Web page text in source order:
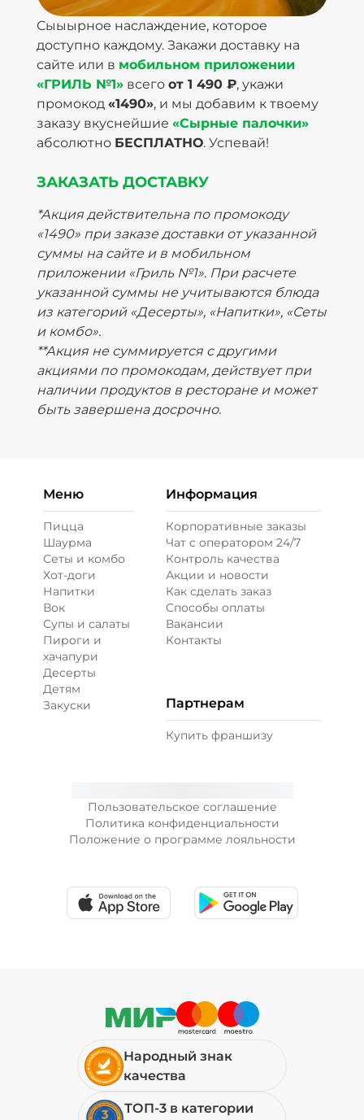
Сыыырное наслаждение, которое
доступно каждому. Закажи доставку на
сайте или в мобильном приложении
«ГРИЛЬ №1»всего от 1 490 ₽, укажи
промокод «1490», и мы добавим к твоему
заказу вкуснейшие «Сырные палочки»
абсолютно БЕСПЛАТНО. Успевай!
ЗАКАЗАТЬ ДОСТАВКУ
*Акция действительна по промокоду
«1490» при заказе доставки от указанной
суммы на сайте и в мобильном
приложении «Гриль №1». При расчете
указанной суммы не учитываются блюда
из категорий «Десерты», «Напитки», «Сеты
и комбо».
**Акция не суммируется с другими
акциями по промокодам, действует при
наличии продуктов в ресторане и может
быть завершена досрочно.
Пользовательское соглашение
Политика конфиденциальности
Положение о программе лояльности
Меню
Пицца
Шаурма
Сеты и комбо
Хот-доги
Напитки
Вок
Супы и салаты
Пироги и
хачапури
Десерты
Детям
Закуски
Информация
Корпоративные заказы
Чат с оператором 24/7
Контроль качества
Акции и новости
Как сделать заказ
Способы оплаты
Вакансии
Контакты
Партнерам
Купить франшизу
Народный знак
качества
ТОП-3 в категории